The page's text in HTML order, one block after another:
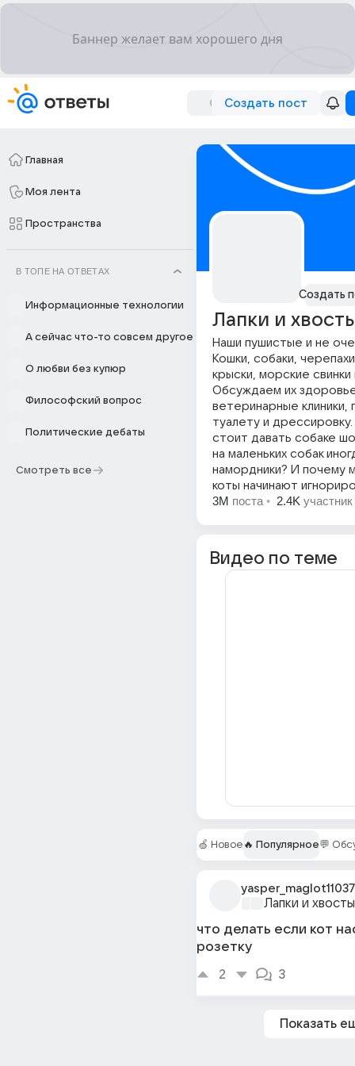
Создать пост
Главная
Моя лента
Пространства
В ТОПЕ НА ОТВЕТАХ
Информационные технологии
А сейчас что-то совсем другое
О любви без купюр
Философский вопрос
Политические дебаты
Смотреть все
Создать
Лапки и
Наши пушистые и не
Кошки, собаки,
крыски, морские свинки
Обсуждаем их
ветеринарные клиники,
туалету и
стоит давать собаке
на маленьких собак
намордники? И почему
коты начинают
3M поста • 2.4K участник
Видео по теме
🍏 Новое 🔥 Популярное💬
yasper_maglot11037
Лапки и хвосты
что делать если кот
розетку
2
3
Показать